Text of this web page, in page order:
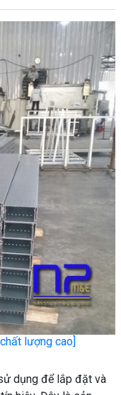
lượng cao]
dụng để lắp đặt và